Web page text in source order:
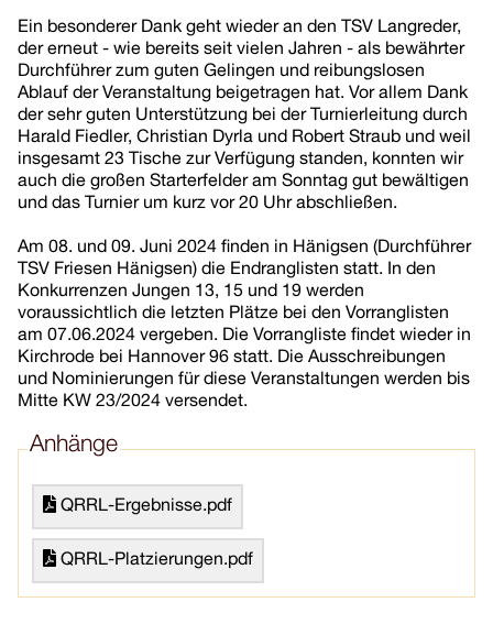
Ein besonderer Dank geht wieder an den TSV Langreder,
der erneut - wie bereits seit vielen Jahren - als bewährter
Durchführer zum guten Gelingen und reibungslosen
Ablauf der Veranstaltung beigetragen hat. Vor allem Dank
der sehr guten Unterstützung bei der Turnierleitung durch
Harald Fiedler, Christian Dyrla und Robert Straub und weil
insgesamt 23 Tische zur Verfügung standen, konnten wir
auch die großen Starterfelder am Sonntag gut bewältigen
und das Turnier um kurz vor 20 Uhr abschließen.
Am 08. und 09. Juni 2024 finden in Hänigsen (Durchführer
TSV Friesen Hänigsen) die Endranglisten statt. In den
Konkurrenzen Jungen 13, 15 und 19 werden
voraussichtlich die letzten Plätze bei den Vorranglisten
am 07.06.2024 vergeben. Die Vorrangliste findet wieder in
Kirchrode bei Hannover 96 statt. Die Ausschreibungen
und Nominierungen für diese Veranstaltungen werden bis
Mitte KW 23/2024 versendet.
Anhänge
QRRL-Ergebnisse.pdf
QRRL-Platzierungen.pdf